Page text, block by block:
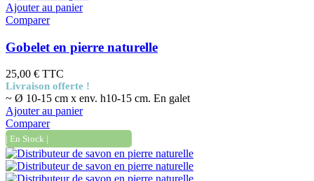
Ajouter au panier
Comparer
Gobelet en pierre naturelle
25,00 € TTC
Livraison offerte !
~ Ø 10-15 cm x env. h10-15 cm. En galet
Ajouter au panier
Comparer
| En Stock |